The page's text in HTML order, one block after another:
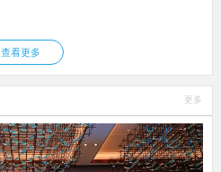
查看更多
更多